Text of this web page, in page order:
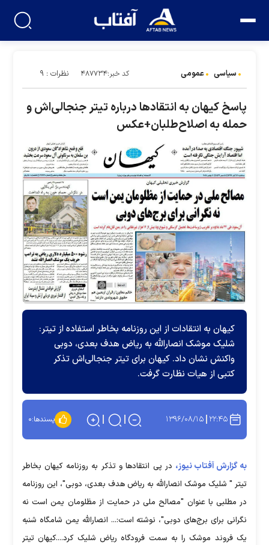
سیاسی عمومی کد خبر:۴۸۷۷۳۴ نظرات : ۹
پاسخ كيهان به انتقادها درباره تیتر جنجالی‌اش و
حمله به اصلاح‌طلبان+عکس
كيهان به انتقادات از این روزنامه بخاطر استفاده از تیتر:
شلیک موشک انصارالله به ریاض هدف بعدی، دوبی
واکنش نشان داد. کیهان برای تیتر جنجالی‌اش تذکر
کتبی از هیات نظارت گرفت.
۲۲:۴۵ ۱۳۹۶/۰۸/۱۵ پسندها:۰
به گزارش آفتاب نیوز، در پی انتقادها و تذکر به روزنامه کیهان بخاطر
تیتر " شلیک موشک انصارالله به ریاض هدف بعدی، دوبی"، این روزنامه
در مطلبی با عنوان "مصالح ملی در حمایت از مظلومان یمن است نه
نگرانی برای برج‌های دوبی"، نوشته است:... انصارالله یمن شامگاه شنبه
یک فروند موشک را به سمت فرودگاه ریاض شلیک کرد....کیهان تیتر